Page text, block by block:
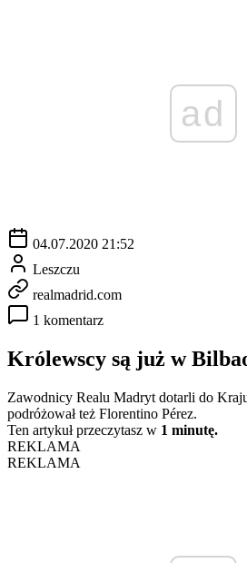
ad
04.07.2020 21:52
Leszczu
realmadrid.com
1 komentarz
Królewscy są już w
Zawodnicy Realu Madryt dotarli do
podróżował też Florentino Pérez.
Ten artykuł przeczytasz w 1 minutę.
REKLAMA
REKLAMA